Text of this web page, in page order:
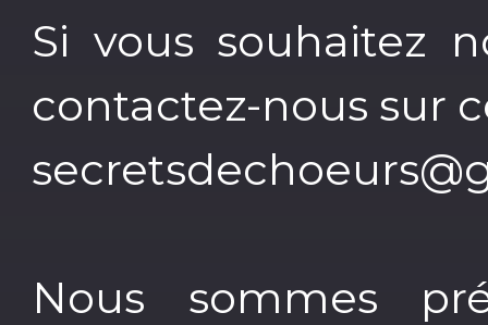
Si vous souhaitez
contactez-nous sur
Nous sommes